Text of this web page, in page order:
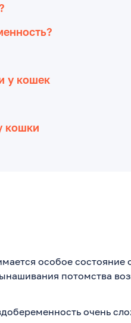
у кошек
кошки
особое состояние
потомства
очень